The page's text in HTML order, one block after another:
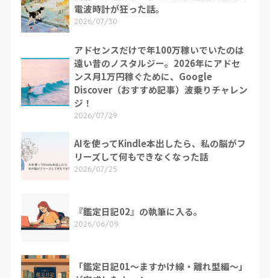
電波時計が狂った話。
2026/07/30
アドセンスだけで年100万稼いでいたのは
遠い昔のノスタルジー。2026年にアドセ
ンス月1万円稼ぐために、Google
Discover（おすすめ記事）波乗りチャレン
ジ！
2026/07/29
AIを使ってKindle本出したら、私の脳がフ
リーズして何もできなくなった話
2026/07/25
『鑑定日記02』の執筆に入る。
2026/06/09
「鑑定日記01～ますかけ線・離れ型編～」